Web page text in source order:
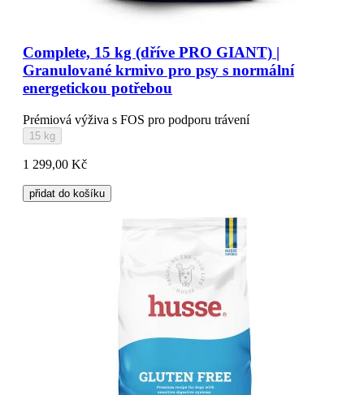
Complete, 15 kg (dříve PRO GIANT) |
Granulované krmivo pro psy s normální
energetickou potřebou
Prémiová výživa s FOS pro podporu trávení
15 kg
1 299,00 Kč
přidat do košíku